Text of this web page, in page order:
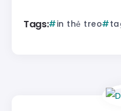
Tags: in thẻ treo